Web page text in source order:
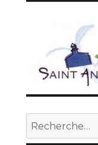
Recherche
pour :